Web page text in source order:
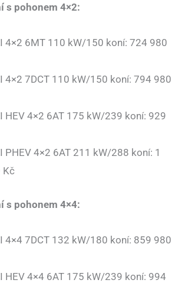
s pohonem 4×2:
4×2 6MT 110 kW/150 koní: 724 980
4×2 7DCT 110 kW/150 koní: 794 980
HEV 4×2 6AT 175 kW/239 koní: 929
PHEV 4×2 6AT 211 kW/288 koní: 1
Kč
s pohonem 4×4:
4×4 7DCT 132 kW/180 koní: 859 980
HEV 4×4 6AT 175 kW/239 koní: 994